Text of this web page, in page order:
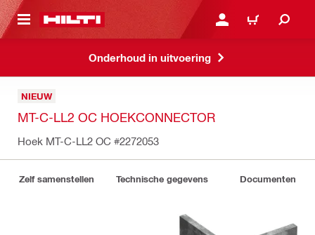
HOOFDINHOUD LOG IN OF REGISTREER
WINKELWAGEN
Onderhoud in uitvoering
NIEUW
MT-C-LL2 OC HOEKCONNECTOR
Hoek MT-C-LL2 OC #2272053
Zelf samenstellen Technische gegevens Documenten